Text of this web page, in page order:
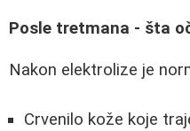
Posle tretmana - šta
Nakon elektrolize je
Crvenilo kože koje